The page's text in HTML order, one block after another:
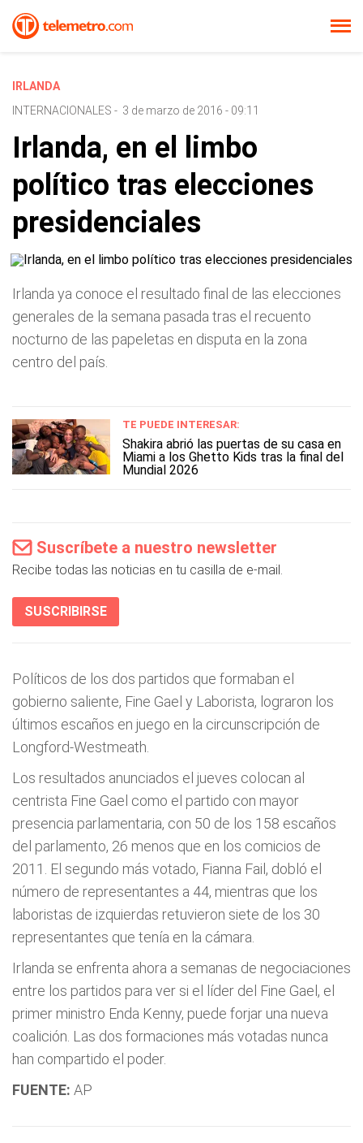
IRLANDA
INTERNACIONALES - 3 de marzo de 2016 - 09:11
Irlanda, en el limbo
político tras elecciones
presidenciales
Irlanda ya conoce el resultado final de las elecciones
generales de la semana pasada tras el recuento
nocturno de las papeletas en disputa en la zona
centro del país.
TE PUEDE INTERESAR:
Shakira abrió las puertas de su casa en
Miami a los Ghetto Kids tras la final del
Mundial 2026
Suscríbete a nuestro newsletter
Recibe todas las noticias en tu casilla de e-mail.
SUSCRIBIRSE
Políticos de los dos partidos que formaban el
gobierno saliente, Fine Gael y Laborista, lograron los
últimos escaños en juego en la circunscripción de
Longford-Westmeath.
Los resultados anunciados el jueves colocan al
centrista Fine Gael como el partido con mayor
presencia parlamentaria, con 50 de los 158 escaños
del parlamento, 26 menos que en los comicios de
2011. El segundo más votado, Fianna Fail, dobló el
número de representantes a 44, mientras que los
laboristas de izquierdas retuvieron siete de los 30
representantes que tenía en la cámara.
Irlanda se enfrenta ahora a semanas de negociaciones
entre los partidos para ver si el líder del Fine Gael, el
primer ministro Enda Kenny, puede forjar una nueva
coalición. Las dos formaciones más votadas nunca
han compartido el poder.
FUENTE: AP